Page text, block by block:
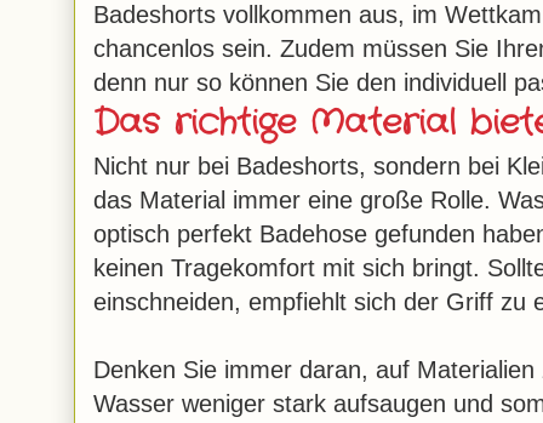
Badeshorts vollkommen aus, im
chancenlos sein. Zudem müssen Sie
denn nur so können Sie den individuell
Das richtige Material
Nicht nur bei Badeshorts, sondern bei
das Material immer eine große Rolle.
optisch perfekt Badehose gefunden
keinen Tragekomfort mit sich bringt.
einschneiden, empfiehlt sich der Griff zu
Denken Sie immer daran, auf
Wasser weniger stark aufsaugen und